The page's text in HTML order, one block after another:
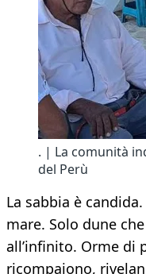
. | La comunità
del Perù
La sabbia è
mare. Solo dune
all’infinito. Orme di
ricompaiono,